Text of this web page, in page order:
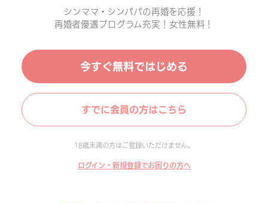
シンママ・シンパパの再婚を応援！
再婚者優遇プログラム充実！女性無料！
今すぐ無料ではじめる
すでに会員の方はこちら
18歳未満の方はご登録いただけません。
ログイン・新規登録でお困りの方へ